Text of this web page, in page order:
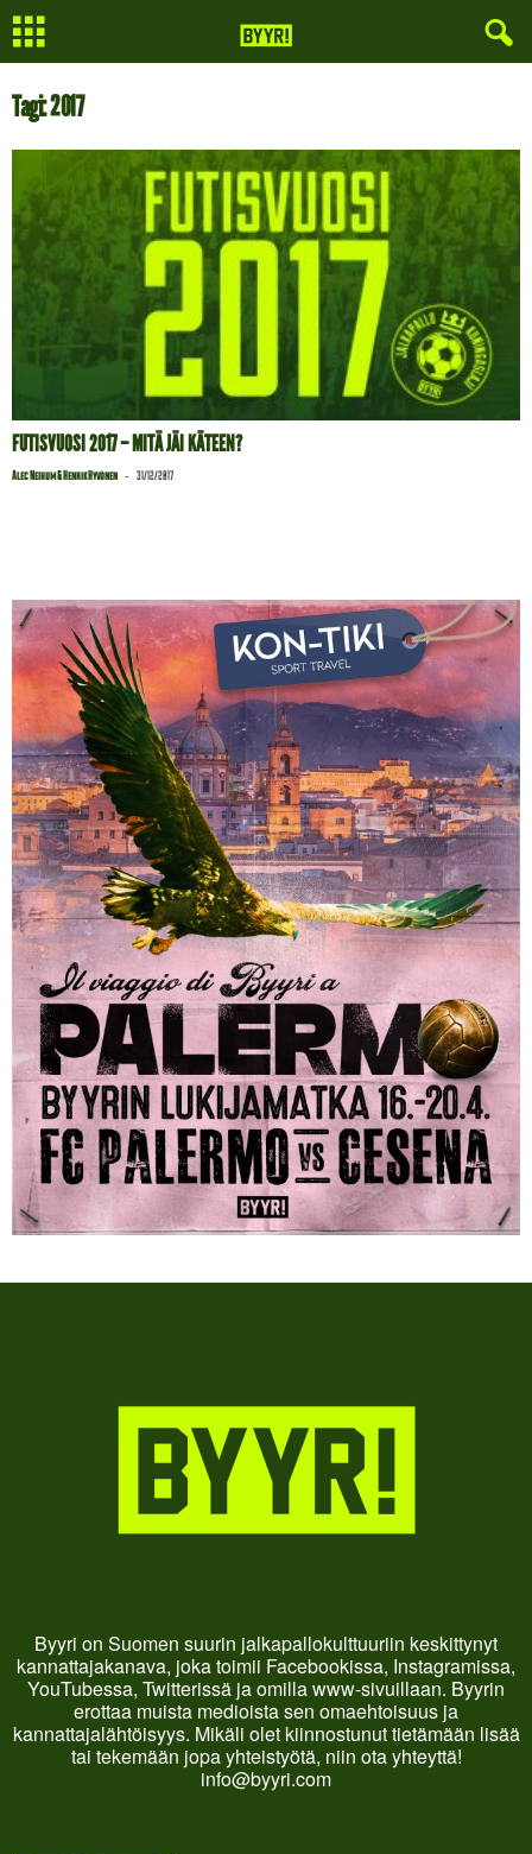
Tagi: 2017
FUTISVUOSI 2017 – MITÄ JÄI KÄTEEN?
Alec Neihum & Henrik Hyvönen - 31/12/2017
Byyri on Suomen suurin jalkapallokulttuuriin keskittynyt
kannattajakanava, joka toimii Facebookissa, Instagramissa,
YouTubessa, Twitterissä ja omilla www-sivuillaan. Byyrin
erottaa muista medioista sen omaehtoisuus ja
kannattajalähtöisyys. Mikäli olet kiinnostunut tietämään lisää
tai tekemään jopa yhteistyötä, niin ota yhteyttä!
info@byyri.com